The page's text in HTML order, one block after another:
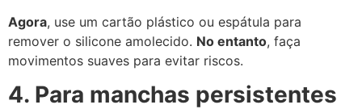
Agora, use um cartão plástico ou espátula para
remover o silicone amolecido. No entanto, faça
movimentos suaves para evitar riscos.
4. Para manchas persistentes